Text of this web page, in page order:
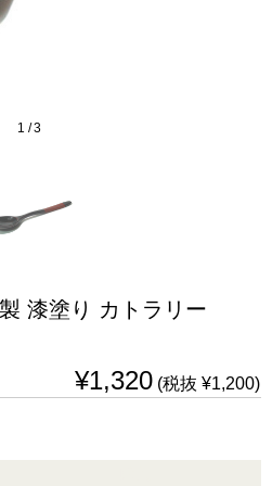
1 /3
漆塗り カトラリー
¥1,320 (税抜 ¥1,200)